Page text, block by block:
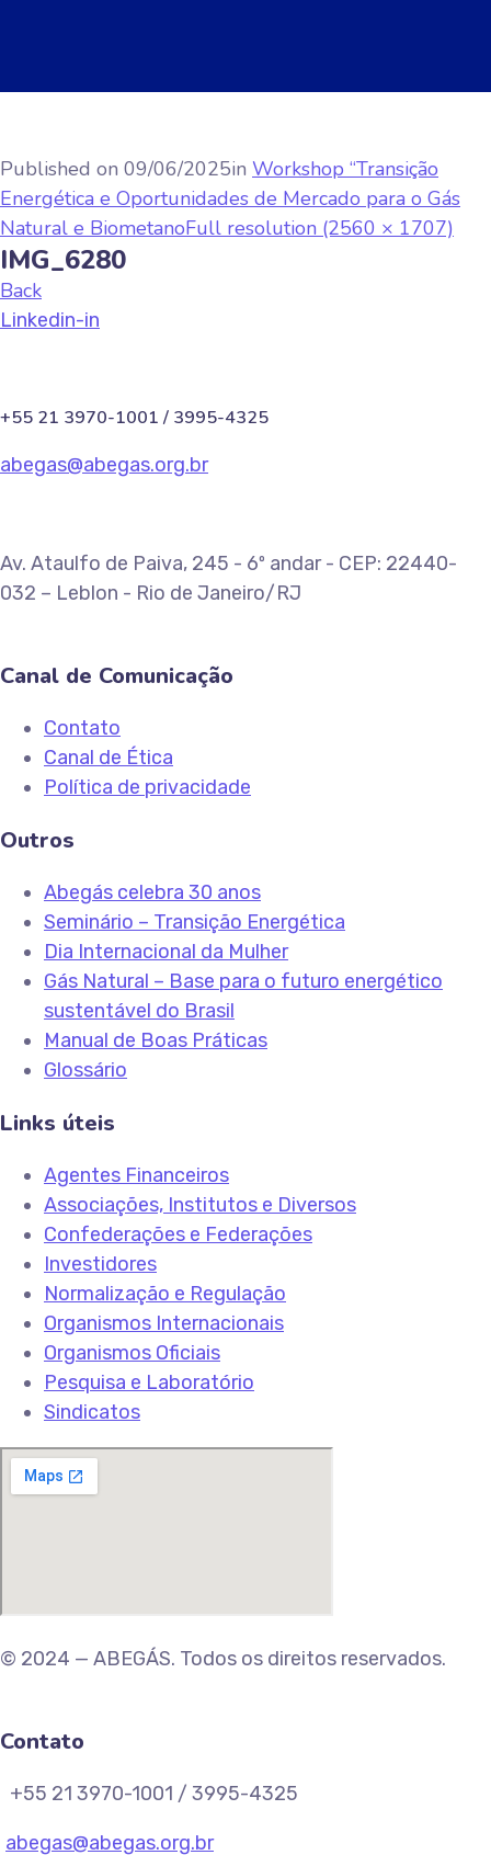
Published on 09/06/2025in Workshop “Transição
Energética e Oportunidades de Mercado para o Gás
Natural e BiometanoFull resolution (2560 × 1707)
IMG_6280
Back
Linkedin-in
+55 21 3970-1001 / 3995-4325
abegas@abegas.org.br
Av. Ataulfo de Paiva, 245 - 6º andar - CEP: 22440-
032 – Leblon - Rio de Janeiro/RJ
Canal de Comunicação
Contato
Canal de Ética
Política de privacidade
Outros
Abegás celebra 30 anos
Seminário – Transição Energética
Dia Internacional da Mulher
Gás Natural – Base para o futuro energético
sustentável do Brasil
Manual de Boas Práticas
Glossário
Links úteis
Agentes Financeiros
Associações, Institutos e Diversos
Confederações e Federações
Investidores
Normalização e Regulação
Organismos Internacionais
Organismos Oficiais
Pesquisa e Laboratório
Sindicatos
© 2024 — ABEGÁS. Todos os direitos reservados.
Contato
+55 21 3970-1001 / 3995-4325
abegas@abegas.org.br